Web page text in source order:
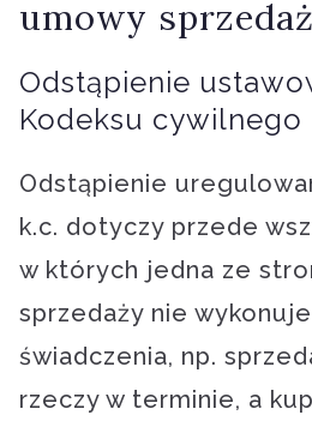
umowy
Odstąpienie
Kodeksu cywilnego
Odstąpienie
k.c. dotyczy przede
w których jedna ze
sprzedaży nie
świadczenia, np.
rzeczy w terminie, a